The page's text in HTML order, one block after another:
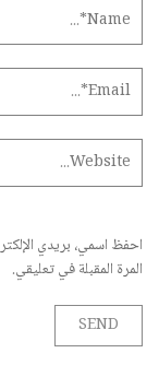
احفظ اسمي، بريدي
المرة المقبلة في تعليقي.